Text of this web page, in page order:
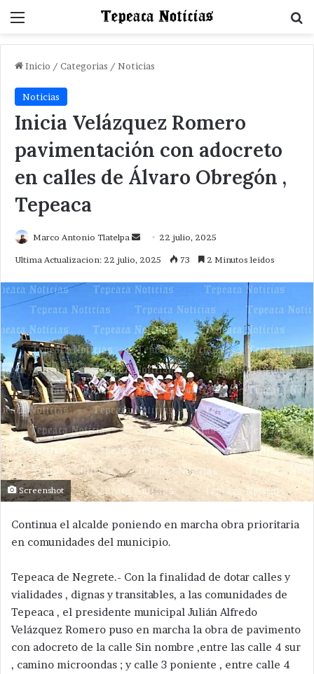
Menu
Inicio / Categorias / Noticias
Noticias
Inicia Velázquez Romero
pavimentación con adocreto
en calles de Álvaro Obregón ,
Tepeaca
Marco Antonio Tlatelpa
Send 22 julio, 2025
Ultima Actualizacion: 22 julio, 2025 73 2 Minutos leidos
Screenshot
Continua el alcalde poniendo en marcha obra prioritaria
en comunidades del municipio.
Tepeaca de Negrete.- Con la finalidad de dotar calles y
vialidades , dignas y transitables, a las comunidades de
Tepeaca , el presidente municipal Julián Alfredo
Velázquez Romero puso en marcha la obra de pavimento
con adocreto de la calle Sin nombre ,entre las calle 4 sur
, camino microondas ; y calle 3 poniente , entre calle 4